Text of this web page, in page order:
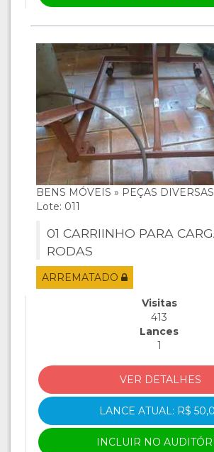
BENS MÓVEIS » PEÇAS DIVERSAS
Lote: 011
01 CARRIINHO PARA
RODAS
ARREMATADO
Visitas
413
Lances
1
VER DETALHES
LANCE ATUAL: R$
INCLUIR NO